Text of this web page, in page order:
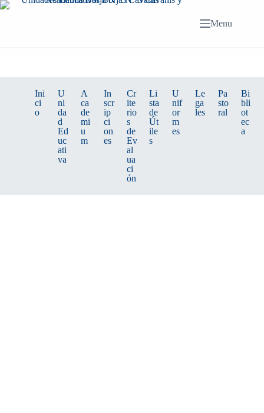
Menu
Ini
ci
o
U
ni
da
d
Ed
uc
ati
va
A
ca
de
mi
u
m
In
scr
ip
ci
on
es
Cr
ite
rio
s
de
Ev
al
ua
ci
ón
Li
sta
de
Út
ile
s
U
nif
or
m
es
Le
ga
les
Pa
sto
ral
Bi
bli
ot
ec
a